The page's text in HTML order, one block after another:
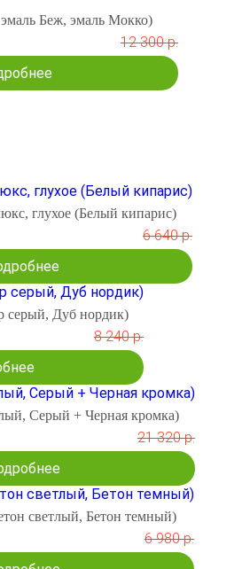
эмаль Беж, эмаль Мокко)
12 300 р.
глухое (Белый кипарис)
6 640 р.
серый, Дуб нордик)
8 240 р.
Серый + Черная кромка)
21 320 р.
светлый, Бетон темный)
6 980 р.